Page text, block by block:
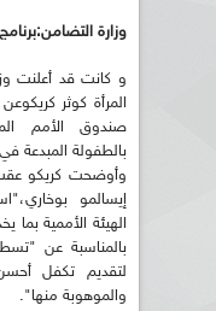
وزارة
و كانت قد أعلنت
المرأة كوثر
صندوق الأمم
بالطفولة المبدعة في
وأوضحت كريكو عقب
إيسالمو
الهيئة الأممية
بالمناسبة عن
لتقديم تكفل
والموهوبة منها".